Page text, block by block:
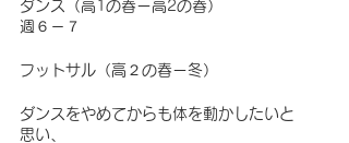
ダンス（高1の春ー高2の春）
週６－７
フットサル（高２の春ー冬）
ダンスをやめてからも体を動かしたいと
思い、